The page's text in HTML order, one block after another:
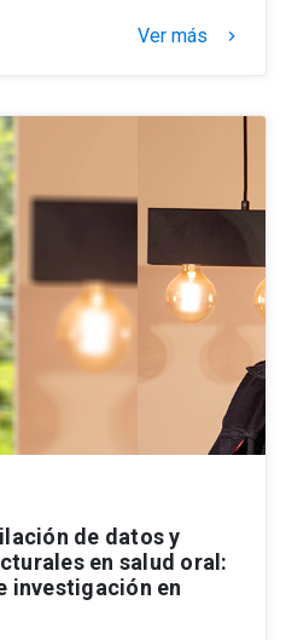
Ver más keyboard_arrow_right
de datos y
en salud oral:
investigación en